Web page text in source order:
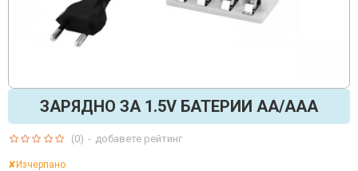
ЗАРЯДНО ЗА 1.5V БАТЕРИИ АА/ААА
✘Изчерпано
(0) - добавете рейтинг